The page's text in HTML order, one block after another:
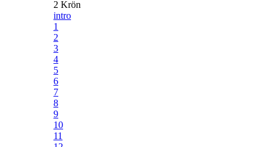
2 Krön
intro
1
2
3
4
5
6
7
8
9
10
11